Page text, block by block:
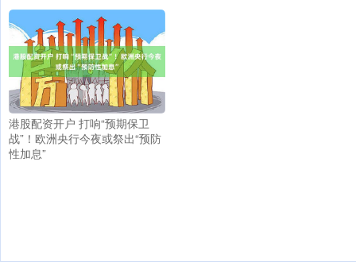
港股配资开户 打响“预期保卫
战”！欧洲央行今夜或祭出“预防
性加息”